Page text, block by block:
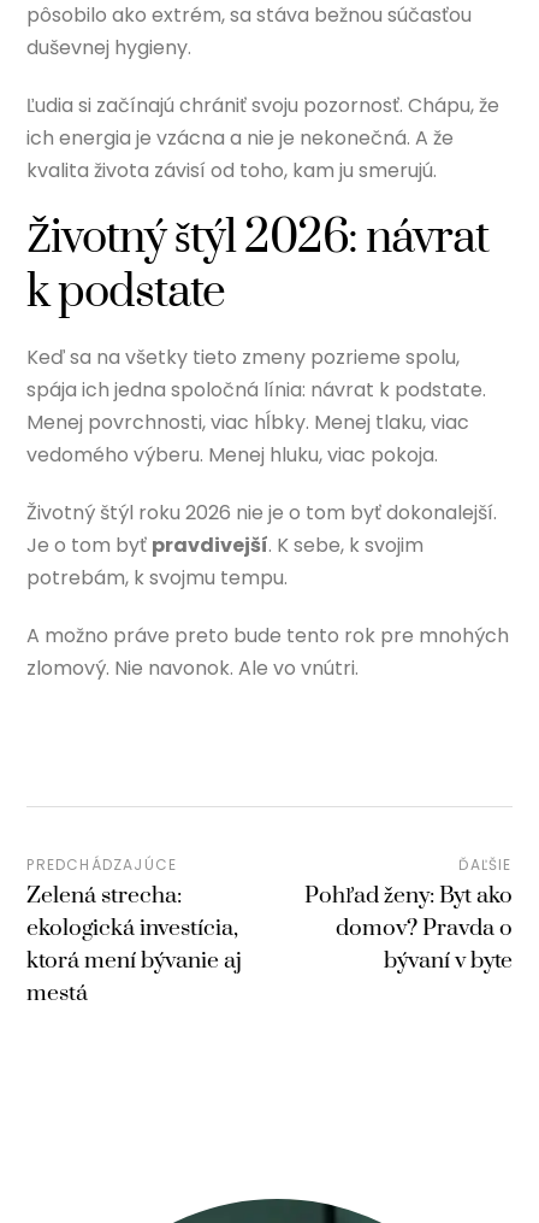
pôsobilo ako extrém, sa stáva bežnou súčasťou
duševnej hygieny.
Ľudia si začínajú chrániť svoju pozornosť. Chápu, že
ich energia je vzácna a nie je nekonečná. A že
kvalita života závisí od toho, kam ju smerujú.
Životný štýl 2026: návrat
k podstate
Keď sa na všetky tieto zmeny pozrieme spolu,
spája ich jedna spoločná línia: návrat k podstate.
Menej povrchnosti, viac hĺbky. Menej tlaku, viac
vedomého výberu. Menej hluku, viac pokoja.
Životný štýl roku 2026 nie je o tom byť dokonalejší.
Je o tom byť pravdivejší. K sebe, k svojim
potrebám, k svojmu tempu.
A možno práve preto bude tento rok pre mnohých
zlomový. Nie navonok. Ale vo vnútri.
PREDCHÁDZAJÚCE
Zelená strecha:
ekologická investícia,
ktorá mení bývanie aj
mestá
ĎAĽŠIE
Pohľad ženy: Byt ako
domov? Pravda o
bývaní v byte